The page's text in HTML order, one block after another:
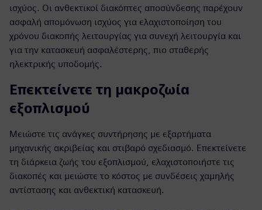
ισχύος. Οι ανθεκτικοί διακόπτες αποσύνδεσης παρέχουν
ασφαλή απομόνωση ισχύος για ελαχιστοποίηση του
χρόνου διακοπής λειτουργίας για συνεχή λειτουργία και
για την κατασκευή ασφαλέστερης, πιο σταθερής
ηλεκτρικής υποδομής.
Επεκτείνετε τη μακροζωία
εξοπλισμού
Μειώστε τις ανάγκες συντήρησης με εξαρτήματα
μηχανικής ακριβείας και στιβαρό σχεδιασμό. Επεκτείνετε
τη διάρκεια ζωής του εξοπλισμού, ελαχιστοποιήστε τις
διακοπές και μειώστε το κόστος με συνδέσεις χαμηλής
αντίστασης και ανθεκτική κατασκευή.